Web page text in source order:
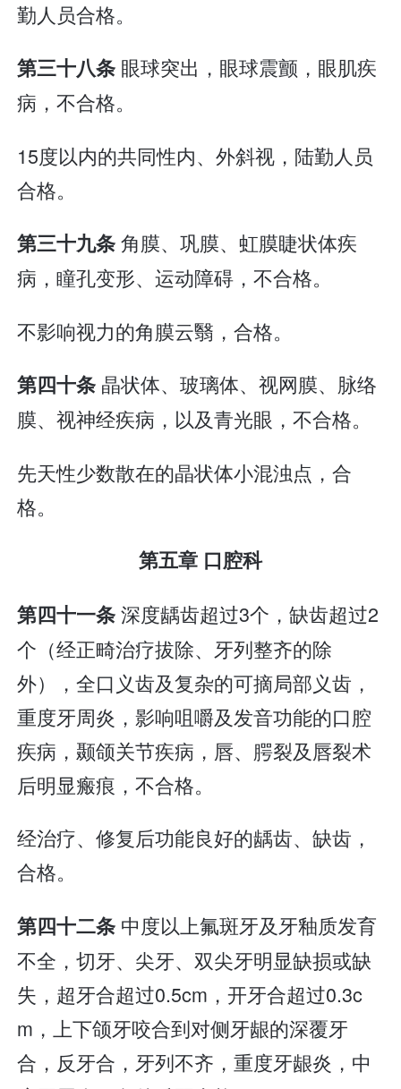
勤人员合格。
第三十八条 眼球突出，眼球震颤，眼肌疾
病，不合格。
15度以内的共同性内、外斜视，陆勤人员
合格。
第三十九条角膜、巩膜、虹膜睫状体疾
病，瞳孔变形、运动障碍，不合格。
不影响视力的角膜云翳，合格。
第四十条 晶状体、玻璃体、视网膜、脉络
膜、视神经疾病，以及青光眼，不合格。
先天性少数散在的晶状体小混浊点，合
格。
第五章 口腔科
第四十一条深度龋齿超过3个，缺齿超过2
个（经正畸治疗拔除、牙列整齐的除
外），全口义齿及复杂的可摘局部义齿，
重度牙周炎，影响咀嚼及发音功能的口腔
疾病，颞颌关节疾病，唇、腭裂及唇裂术
后明显瘢痕，不合格。
经治疗、修复后功能良好的龋齿、缺齿，
合格。
第四十二条 中度以上氟斑牙及牙釉质发育
不全，切牙、尖牙、双尖牙明显缺损或缺
失，超牙合超过0.5cm，开牙合超过0.3c
m，上下颌牙咬合到对侧牙龈的深覆牙
合，反牙合，牙列不齐，重度牙龈炎，中